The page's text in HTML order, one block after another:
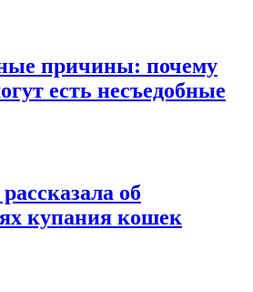
причины: почему
есть несъедобные
об
купания кошек